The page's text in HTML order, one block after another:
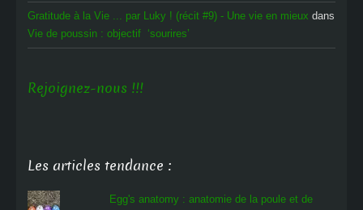
Gratitude à la Vie ... par Luky ! (récit #9) - Une vie en mieux dans
Vie de poussin : objectif ‘sourires’
Rejoignez-nous !!!
Les articles tendance :
Egg's anatomy : anatomie de la poule et de